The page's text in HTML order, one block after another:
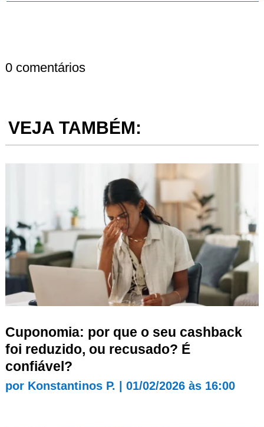
0 comentários
VEJA TAMBÉM:
Cuponomia: por que o seu cashback
foi reduzido, ou recusado? É
confiável?
por Konstantinos P. 01/02/2026 às 16:00